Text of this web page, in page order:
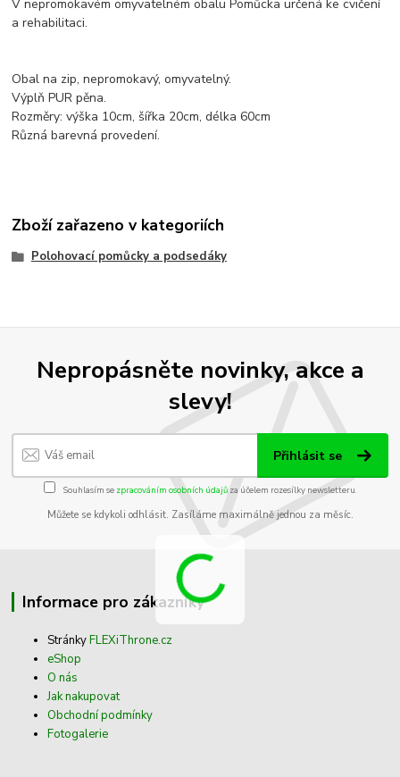
V nepromokavém omyvatelném obalu Pomůcka určená ke cvičení
a rehabilitaci.
Obal na zip, nepromokavý, omyvatelný.
Výplň PUR pěna.
Rozměry: výška 10cm, šířka 20cm, délka 60cm
Různá barevná provedení.
Zboží zařazeno v kategoriích
Polohovací pomůcky a podsedáky
Nepropásněte novinky, akce a
slevy!
Přihlásit se
Souhlasím se zpracováním osobních údajůza účelem rozesílky newsletteru.
Můžete se kdykoli odhlásit. Zasíláme maximálně jednou za měsíc.
Informace pro zákazníky
StránkyFLEXiThrone.cz
eShop
O nás
Jak nakupovat
Obchodní podmínky
Fotogalerie